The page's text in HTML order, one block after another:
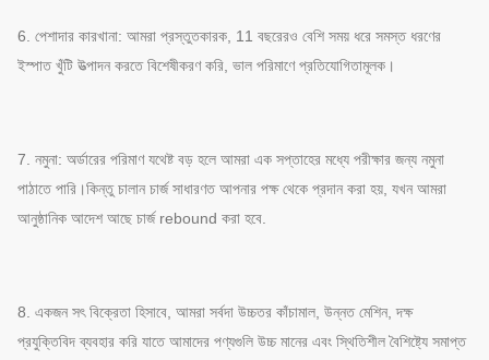
6. পেশাদার কারখানা: আমরা প্রস্তুতকারক, 11 বছরেরও বেশি সময় ধরে সমস্ত ধরণের
ইস্পাত খুঁটি উত্পাদন করতে বিশেষীকরণ করি, ভাল পরিমাণে প্রতিযোগিতামূলক।
7. নমুনা: অর্ডারের পরিমাণ যথেষ্ট বড় হলে আমরা এক সপ্তাহের মধ্যে পরীক্ষার জন্য নমুনা
পাঠাতে পারি।কিন্তু চালান চার্জ সাধারণত আপনার পক্ষ থেকে প্রদান করা হয়, যখন আমরা
আনুষ্ঠানিক আদেশ আছে চার্জ rebound করা হবে.
8. একজন সৎ বিক্রেতা হিসাবে, আমরা সর্বদা উচ্চতর কাঁচামাল, উন্নত মেশিন, দক্ষ
প্রযুক্তিবিদ ব্যবহার করি যাতে আমাদের পণ্যগুলি উচ্চ মানের এবং স্থিতিশীল বৈশিষ্ট্যে সমাপ্ত